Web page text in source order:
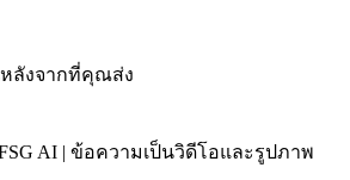
ลังจากที่คุณส่ง
FSG AI | ข้อความเป็นวิดีโอและรูปภาพ